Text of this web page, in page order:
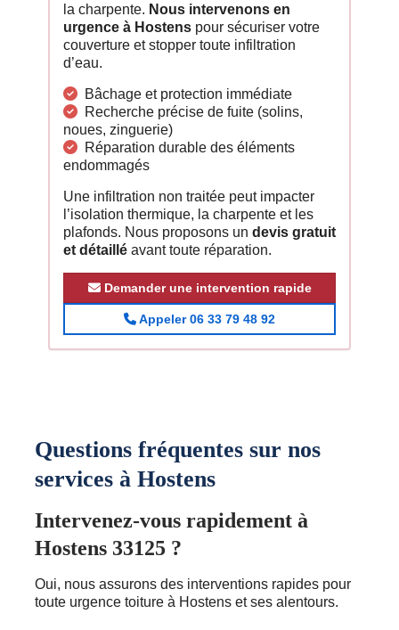
la charpente. Nous intervenons en
urgence à Hostens pour sécuriser votre
couverture et stopper toute infiltration
d’eau.
Bâchage et protection immédiate
Recherche précise de fuite (solins,
noues, zinguerie)
Réparation durable des éléments
endommagés
Une infiltration non traitée peut impacter
l’isolation thermique, la charpente et les
plafonds. Nous proposons un devis gratuit
et détaillé avant toute réparation.
Demander une intervention rapide
Appeler 06 33 79 48 92
Questions fréquentes sur nos
services à Hostens
Intervenez-vous rapidement à
Hostens 33125 ?
Oui, nous assurons des interventions rapides pour
toute urgence toiture à Hostens et ses alentours.